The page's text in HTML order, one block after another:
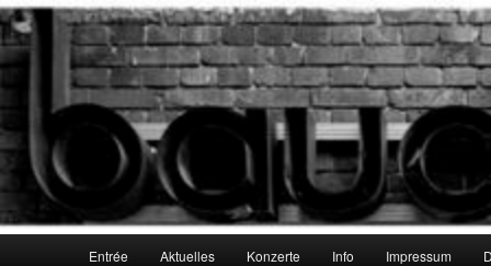
Zum
primären
Inhalt
Zum
sekundären
Inhalt
Galerie bauchhund
Galerie und Jazzkeller
Entrée Aktuelles Konzerte Info Impressum